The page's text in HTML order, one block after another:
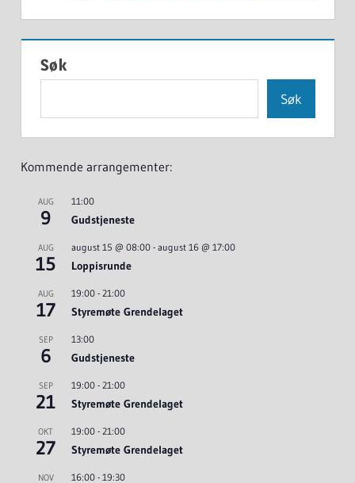
Søk
Søk
Kommende arrangementer:
AUG
9
11:00
Gudstjeneste
AUG
15
august 15 @ 08:00- august 16 @ 17:00
Loppisrunde
AUG
17
19:00- 21:00
Styremøte Grendelaget
SEP
6
13:00
Gudstjeneste
SEP
21
19:00- 21:00
Styremøte Grendelaget
OKT
27
19:00- 21:00
Styremøte Grendelaget
NOV 16:00- 19:30